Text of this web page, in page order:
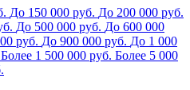
До 150 000 руб. До 200 000 руб.
До 500 000 руб. До 600 000
руб. До 900 000 руб. До 1 000
Более 1 500 000 руб. Более 5 000